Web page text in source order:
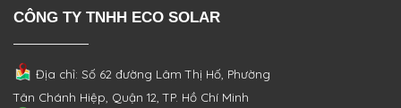
CÔNG TY TNHH ECO SOLAR
Địa chỉ: Số 62 đường Lâm Thị Hố, Phường
Tân Chánh Hiệp, Quận 12, TP. Hồ Chí Minh